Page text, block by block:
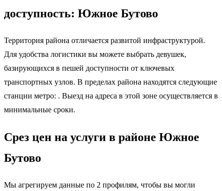
доступность: Южное Бутово
Территория района отличается развитой инфраструктурой.
Для удобства логистики вы можете выбрать девушек,
базирующихся в пешей доступности от ключевых
транспортных узлов. В пределах района находятся следующие
станции метро: . Выезд на адреса в этой зоне осуществляется в
минимальные сроки.
Срез цен на услуги в районе Южное
Бутово
Мы агрегируем данные по 2 профилям, чтобы вы могли